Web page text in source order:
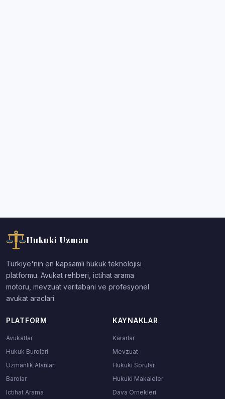
Hukuki Uzman
Turkiye'nin en kapsamli hukuk teknolojisi
platformu. Avukat rehberi, ictihat arama
motoru, mevzuat veritabani ve profesyonel
avukat araclari.
PLATFORM
Avukatlar
Hukuk Burolari
Uzmanlik Alanlari
Barolar
Ictihat Arama
KAYNAKLAR
Kararlar
Mevzuat
Hukuki Sorular
Hukuki Makaleler
Dava Ornekleri